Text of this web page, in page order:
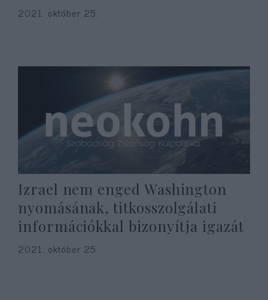
2021. október 25.
Izrael nem enged Washington
nyomásának, titkosszolgálati
információkkal bizonyítja igazát
2021. október 25.